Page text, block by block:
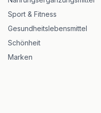
Sport & Fitness
Gesundheitslebensmittel
Schönheit
Marken